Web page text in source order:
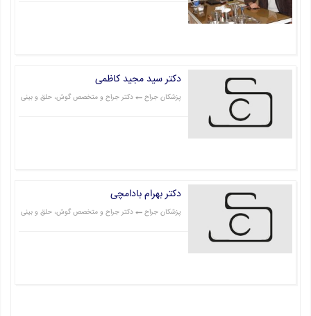
دکتر سید مجید کاظمی
پزشکان جراح دکتر جراح و متخصص گوش، حلق و بینی
دکتر بهرام بادامچی
پزشکان جراح دکتر جراح و متخصص گوش، حلق و بینی